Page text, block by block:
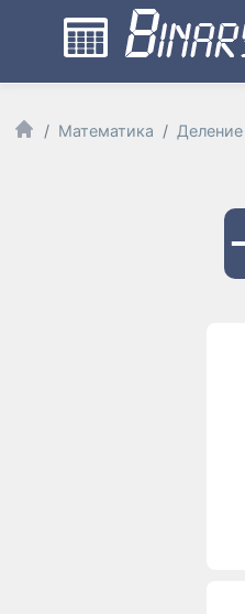
Математика